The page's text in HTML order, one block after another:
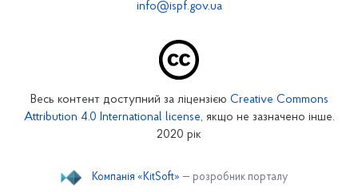
Запорізьке відділення
Кіровоградське відділення
Миколаївське відділення
info@ispf.gov.ua
Весь контент доступний за ліцензією Creative Commons
Attribution 4.0 International license, якщо не зазначено інше.
2020 рік
Компанія «KitSoft» — розробник порталу